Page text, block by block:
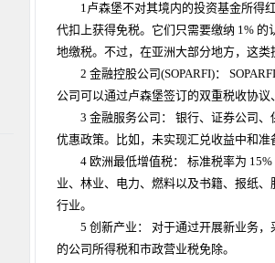
1卢森堡不对其境内的投资基金所得红
代扣上获得免税。它们只需要缴纳 1%
地缴税。不过，在亚洲大部分地方，这类
2 金融控股公司(SOPARFI)：
公司可以通过卢森堡签订的双重税收协议
3 金融服务公司： 银行、证券公司、
优惠政策。比如，未实现汇兑收益中和准
4 欧洲最低增值税： 标准税率为 15%
业、林业、电力、燃料以及书籍、报纸
行业。
5 创新产业： 对于通过开展新业务，
的公司所得税和市政营业税免除。